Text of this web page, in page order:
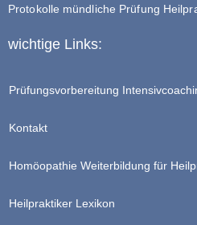
Protokolle mündliche Prüfung
wichtige Links:
Prüfungsvorbereitung
Kontakt
Homöopathie Weiterbildung für
Heilpraktiker Lexikon